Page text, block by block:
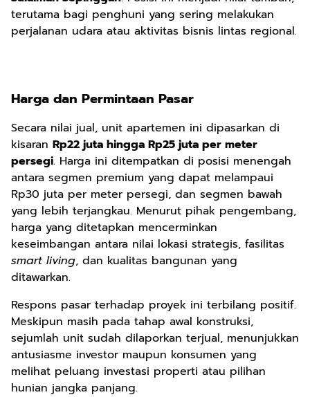
terutama bagi penghuni yang sering melakukan
perjalanan udara atau aktivitas bisnis lintas regional.
Harga dan Permintaan Pasar
Secara nilai jual, unit apartemen ini dipasarkan di
kisaran Rp22 juta hingga Rp25 juta per meter
persegi. Harga ini ditempatkan di posisi menengah
antara segmen premium yang dapat melampaui
Rp30 juta per meter persegi, dan segmen bawah
yang lebih terjangkau. Menurut pihak pengembang,
harga yang ditetapkan mencerminkan
keseimbangan antara nilai lokasi strategis, fasilitas
smart living, dan kualitas bangunan yang
ditawarkan.
Respons pasar terhadap proyek ini terbilang positif.
Meskipun masih pada tahap awal konstruksi,
sejumlah unit sudah dilaporkan terjual, menunjukkan
antusiasme investor maupun konsumen yang
melihat peluang investasi properti atau pilihan
hunian jangka panjang.